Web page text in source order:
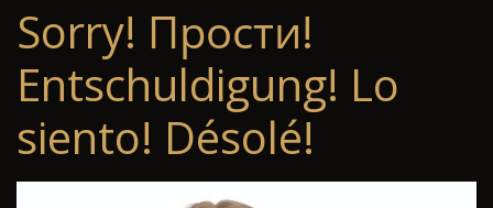
Sorry! Прости!
Entschuldigung! Lo
siento! Désolé!